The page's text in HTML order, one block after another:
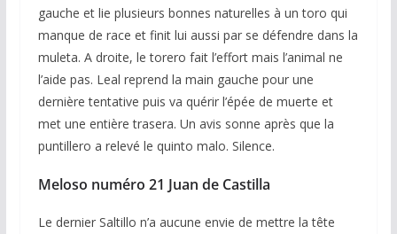
gauche et lie plusieurs bonnes naturelles à un toro qui
manque de race et finit lui aussi par se défendre dans la
muleta. A droite, le torero fait l’effort mais l’animal ne
l’aide pas. Leal reprend la main gauche pour une
dernière tentative puis va quérir l’épée de muerte et
met une entière trasera. Un avis sonne après que la
puntillero a relevé le quinto malo. Silence.
Meloso numéro 21 Juan de Castilla
Le dernier Saltillo n’a aucune envie de mettre la tête